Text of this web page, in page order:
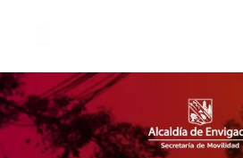
Inicio Real FM
Streaming